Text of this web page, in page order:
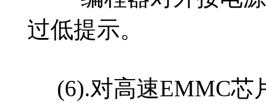
过低提示。
(6).对高速EMMC芯